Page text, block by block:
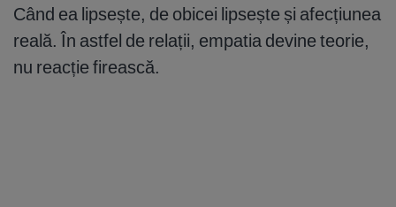
Când ea lipsește, de obicei lipsește și afecțiunea
reală. În astfel de relații, empatia devine teorie,
nu reacție firească.